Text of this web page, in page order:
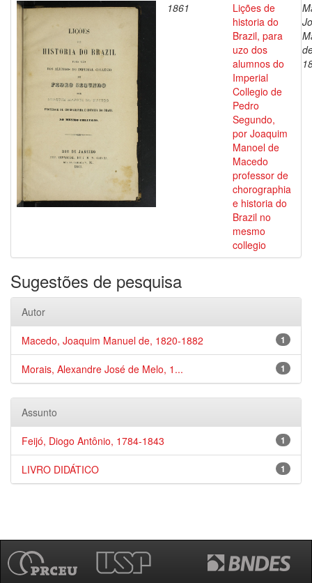
1861
Lições de
historia do
Brazil, para
uzo dos
alumnos do
Imperial
Collegio de
Pedro
Segundo,
por Joaquim
Manoel de
Macedo
professor de
chorographia
e historia do
Brazil no
mesmo
collegio
Sugestões de pesquisa
Autor
1
Macedo, Joaquim Manuel de, 1820-1882
1
Morais, Alexandre José de Melo, 1...
Assunto
1
Feijó, Diogo Antônio, 1784-1843
1
LIVRO DIDÁTICO